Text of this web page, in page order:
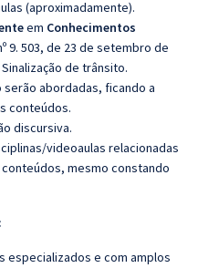
(aproximadamente).
em Conhecimentos
9. 503, de 23 de setembro de
de trânsito.
abordadas, ficando a
conteúdos.
discursiva.
videoaulas relacionadas
mesmo constando
especializados e com amplos